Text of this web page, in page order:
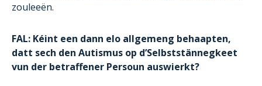
zouleeën.
FAL: Kéint een dann elo allgemeng behaapten,
datt sech den Autismus op d’Selbststännegkeet
vun der betraffener Persoun auswierkt?